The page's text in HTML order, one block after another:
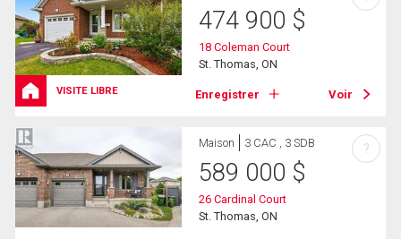
VISITE LIBRE
474 900 $
18 Coleman Court
St. Thomas, ON
Enregistrer Voir
Maison 3 CAC , 3 SDB
589 000 $
26 Cardinal Court
St. Thomas, ON
?